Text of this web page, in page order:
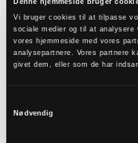
Denne hjemmeside bruger
Vi bruger cookies til at tilpasse
sociale medier og til at
vores hjemmeside med vores
analysepartnere. Vores partnere
givet dem, eller som de har
Nødvendig